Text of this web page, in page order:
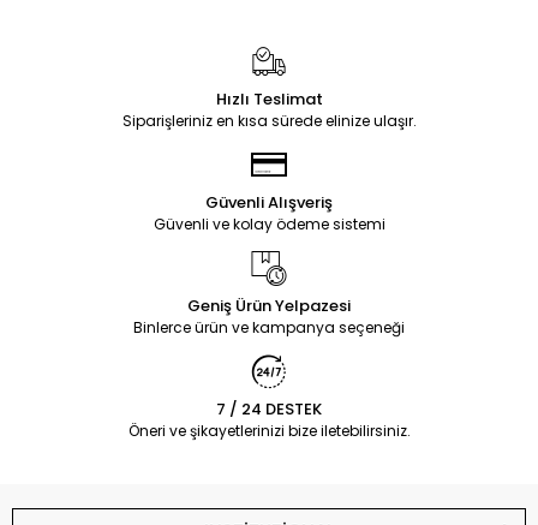
Hızlı Teslimat
Siparişleriniz en kısa sürede elinize ulaşır.
Güvenli Alışveriş
Güvenli ve kolay ödeme sistemi
Geniş Ürün Yelpazesi
Binlerce ürün ve kampanya seçeneği
7 / 24 DESTEK
Öneri ve şikayetlerinizi bize iletebilirsiniz.